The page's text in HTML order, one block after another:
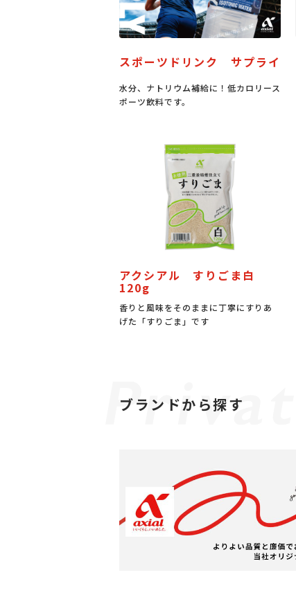
スポーツドリンク サプライ
水分、ナトリウム補給に！低カロリース
ポーツ飲料です。
アクシアル すりごま白
120g
香りと風味をそのままに丁寧にすりあ
げた「すりごま」です
ブランドから探す